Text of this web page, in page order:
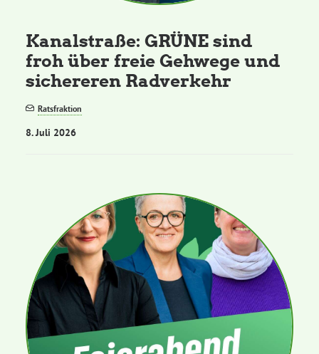
Kanalstraße: GRÜNE sind
froh über freie Gehwege und
sichereren Radverkehr
Ratsfraktion
8. Juli 2026